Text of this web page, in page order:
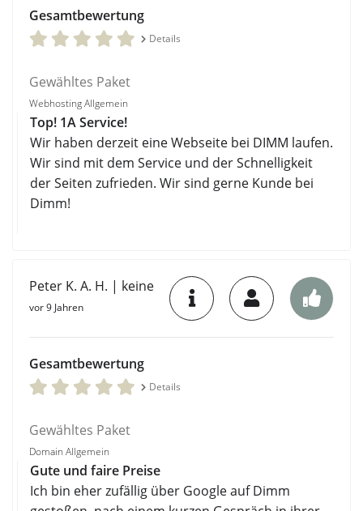
Gesamtbewertung
Details
Gewähltes Paket
Webhosting Allgemein
Top! 1A Service!
Wir haben derzeit eine Webseite bei DIMM laufen.
Wir sind mit dem Service und der Schnelligkeit
der Seiten zufrieden. Wir sind gerne Kunde bei
Dimm!
Peter K. A. H. | keine
vor 9 Jahren
Gesamtbewertung
Details
Gewähltes Paket
Domain Allgemein
Gute und faire Preise
Ich bin eher zufällig über Google auf Dimm